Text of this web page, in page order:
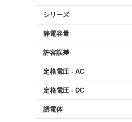
シリーズ
静電容量
許容誤差
定格電圧 - AC
定格電圧 - DC
誘電体